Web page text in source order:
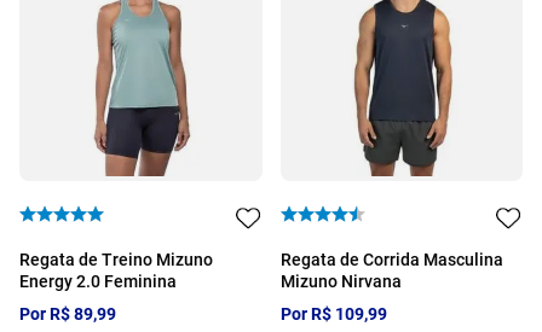
Regata de Treino Mizuno
Energy 2.0 Feminina
PorR$89,99
Regata de Corrida Masculina
Mizuno Nirvana
PorR$ 109,99